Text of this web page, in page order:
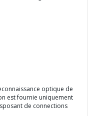
optique de
est fournie uniquement
de connections